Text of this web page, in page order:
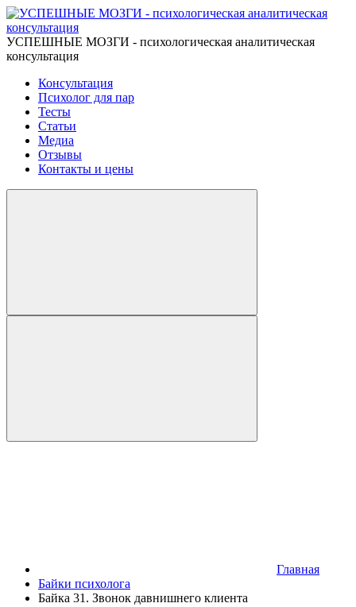
УСПЕШНЫЕ МОЗГИ - психологическая аналитическая
консультация
Консультация
Психолог для пар
Тесты
Статьи
Медиа
Отзывы
Контакты и цены
Главная
Байки психолога
Байка 31. Звонок давнишнего клиента